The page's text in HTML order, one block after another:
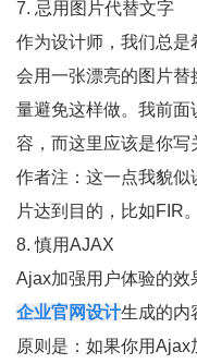
7. 忌用图片代替文字
作为设计师，我们总
会用一张漂亮的图片
量避免这样做。我前面
容，而这里应该是你写
作者注：这一点我貌似
片达到目的，比如FIR。
8. 慎用AJAX
Ajax加强用户体验的
企业官网设计生成的内
原则是：如果你用